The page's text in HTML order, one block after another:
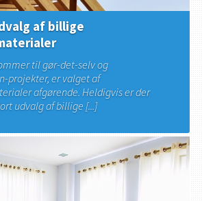
af billige
til gør-det-selv og
projekter, er valget af
afgørende. Heldigvis er der
udvalg af billige [...]